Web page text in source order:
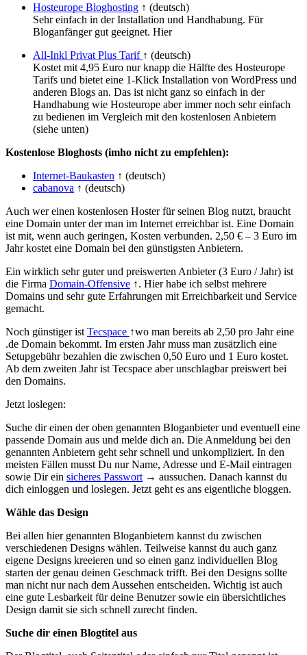
Hosteurope Bloghosting ↑ (deutsch)
Sehr einfach in der Installation und Handhabung. Für
Bloganfänger gut geeignet. Hier
All-Inkl Privat Plus Tarif ↑ (deutsch)
Kostet mit 4,95 Euro nur knapp die Hälfte des Hosteurope
Tarifs und bietet eine 1-Klick Installation von WordPress und
anderen Blogs an. Das ist nicht ganz so einfach in der
Handhabung wie Hosteurope aber immer noch sehr einfach
zu bedienen im Vergleich mit den kostenlosen Anbietern
(siehe unten)
Kostenlose Bloghosts (imho nicht zu empfehlen):
Internet-Baukasten ↑ (deutsch)
cabanova ↑ (deutsch)
Auch wer einen kostenlosen Hoster für seinen Blog nutzt, braucht
eine Domain unter der man im Internet erreichbar ist. Eine Domain
ist mit, wenn auch geringen, Kosten verbunden. 2,50 € – 3 Euro im
Jahr kostet eine Domain bei den günstigsten Anbietern.
Ein wirklich sehr guter und preiswerten Anbieter (3 Euro / Jahr) ist
die Firma Domain-Offensive ↑. Hier habe ich selbst mehrere
Domains und sehr gute Erfahrungen mit Erreichbarkeit und Service
gemacht.
Noch günstiger ist Tecspace ↑wo man bereits ab 2,50 pro Jahr eine
.de Domain bekommt. Im ersten Jahr muss man zusätzlich eine
Setupgebühr bezahlen die zwischen 0,50 Euro und 1 Euro kostet.
Ab dem zweiten Jahr ist Tecspace aber unschlagbar preiswert bei
den Domains.
Jetzt loslegen:
Suche dir einen der oben genannten Bloganbieter und eventuell eine
passende Domain aus und melde dich an. Die Anmeldung bei den
genannten Anbietern geht sehr schnell und unkompliziert. In den
meisten Fällen musst Du nur Name, Adresse und E-Mail eintragen
sowie Dir ein sicheres Passwort → aussuchen. Danach kannst du
dich einloggen und loslegen. Jetzt geht es ans eigentliche bloggen.
Wähle das Design
Bei allen hier genannten Bloganbietern kannst du zwischen
verschiedenen Designs wählen. Teilweise kannst du auch ganz
eigene Designs kreeieren und so einen ganz individuellen Blog
starten der genau deinen Geschmack trifft. Bei den Designs sollte
man nicht nur nach dem Aussehen entscheiden. Wichtig ist auch
eine gute Lesbarkeit für deine Benutzer sowie ein übersichtliches
Design damit sie sich schnell zurecht finden.
Suche dir einen Blogtitel aus